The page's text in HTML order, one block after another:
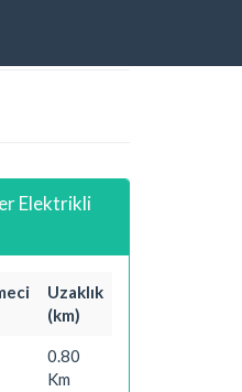
Elektrikli
Uzaklık
(km)
0.80
Km